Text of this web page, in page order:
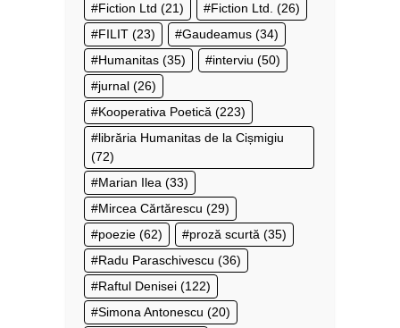
Fiction Ltd (21) Fiction Ltd. (26)
FILIT (23) Gaudeamus (34)
Humanitas (35) interviu (50)
jurnal (26)
Kooperativa Poetică (223)
librăria Humanitas de la Cișmigiu
(72)
Marian Ilea (33)
Mircea Cărtărescu (29)
poezie (62) proză scurtă (35)
Radu Paraschivescu (36)
Raftul Denisei (122)
Simona Antonescu (20)